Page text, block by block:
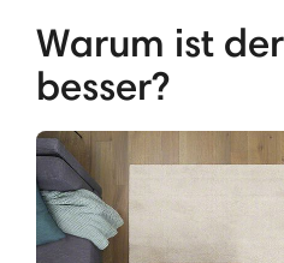
Warum ist
besser?